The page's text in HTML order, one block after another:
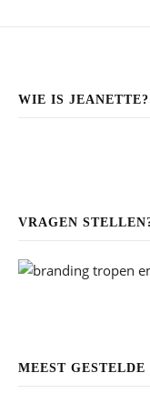
WIE IS JEANETTE?
VRAGEN
MEEST